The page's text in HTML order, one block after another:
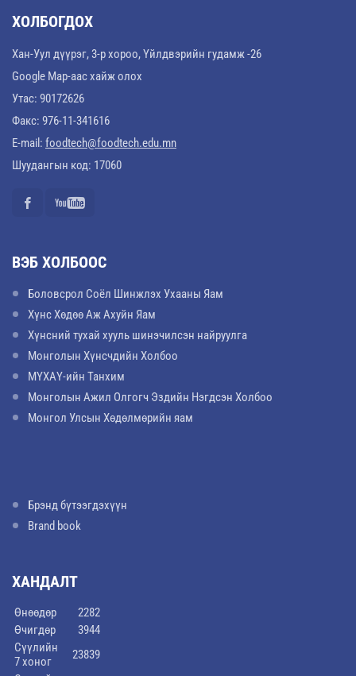
ХОЛБОГДОХ
Хан-Уул дүүрэг, 3-р хороо, Үйлдвэрийн гудамж -26
Google Map-аас хайж олох
Утас: 90172626
Факс: 976-11-341616
E-mail: foodtech@foodtech.edu.mn
Шуудангын код: 17060
ВЭБ ХОЛБООС
Боловсрол Соёл Шинжлэх Ухааны Яам
Хүнс Хөдөө Аж Ахуйн Яам
Хүнсний тухай хууль шинэчилсэн найруулга
Монголын Хүнсчдийн Холбоо
МҮХАҮ-ийн Танхим
Монголын Ажил Олгогч Эздийн Нэгдсэн Холбоо
Монгол Улсын Хөдөлмөрийн яам
Брэнд бүтээгдэхүүн
Brand book
ХАНДАЛТ
Өнөөдөр
2282
Өчигдөр
3944
Сүүлийн
7 хоног
23839